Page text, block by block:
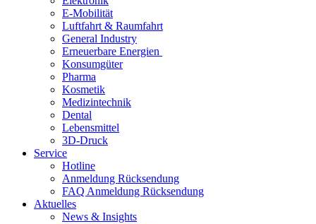
E-Mobilität
Luftfahrt & Raumfahrt
General Industry
Erneuerbare Energien
Konsumgüter
Pharma
Kosmetik
Medizintechnik
Dental
Lebensmittel
3D-Druck
Service
Hotline
Anmeldung Rücksendung
FAQ Anmeldung Rücksendung
Aktuelles
News & Insights